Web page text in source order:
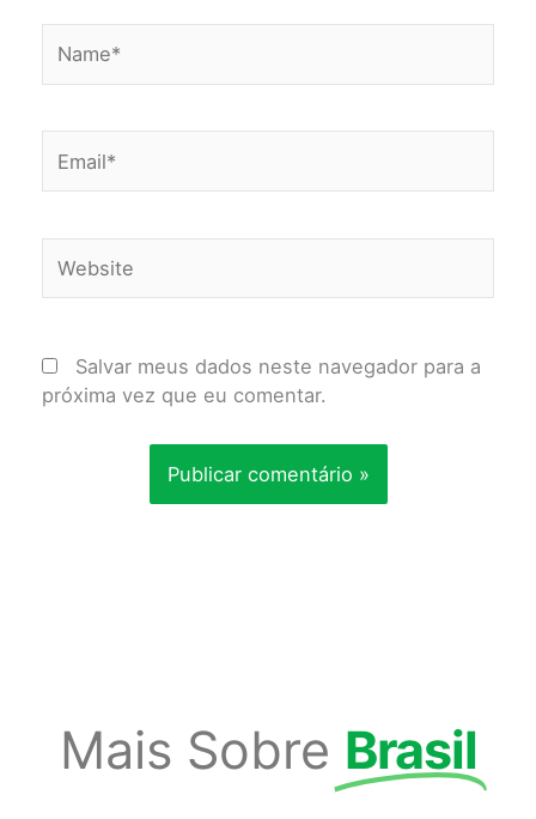
Salvar meus dados neste navegador para a
próxima vez que eu comentar.
Mais Sobre Brasil